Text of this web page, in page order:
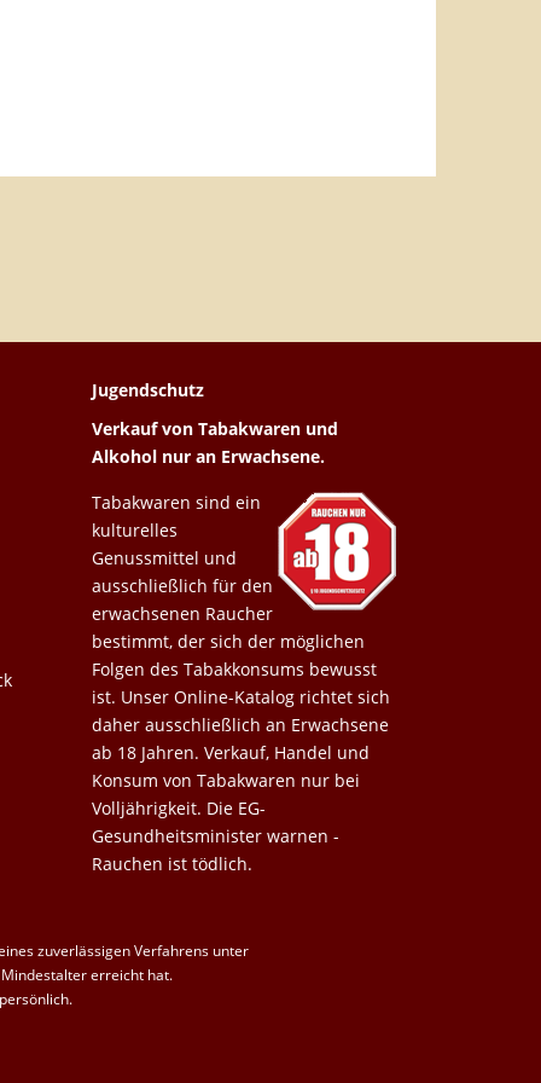
Jugendschutz
Verkauf von Tabakwaren und
Alkohol nur an Erwachsene.
Tabakwaren sind ein
kulturelles
Genussmittel und
ausschließlich für den
erwachsenen Raucher
bestimmt, der sich der möglichen
Folgen des Tabakkonsums bewusst
ist. Unser Online-Katalog richtet sich
daher ausschließlich an Erwachsene
ab 18 Jahren. Verkauf, Handel und
Konsum von Tabakwaren nur bei
Volljährigkeit. Die EG-
Gesundheitsminister warnen -
Rauchen ist tödlich.
zuverlässigen Verfahrens unter
erreicht hat.